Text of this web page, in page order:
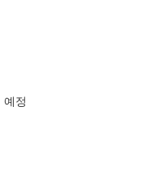
예정